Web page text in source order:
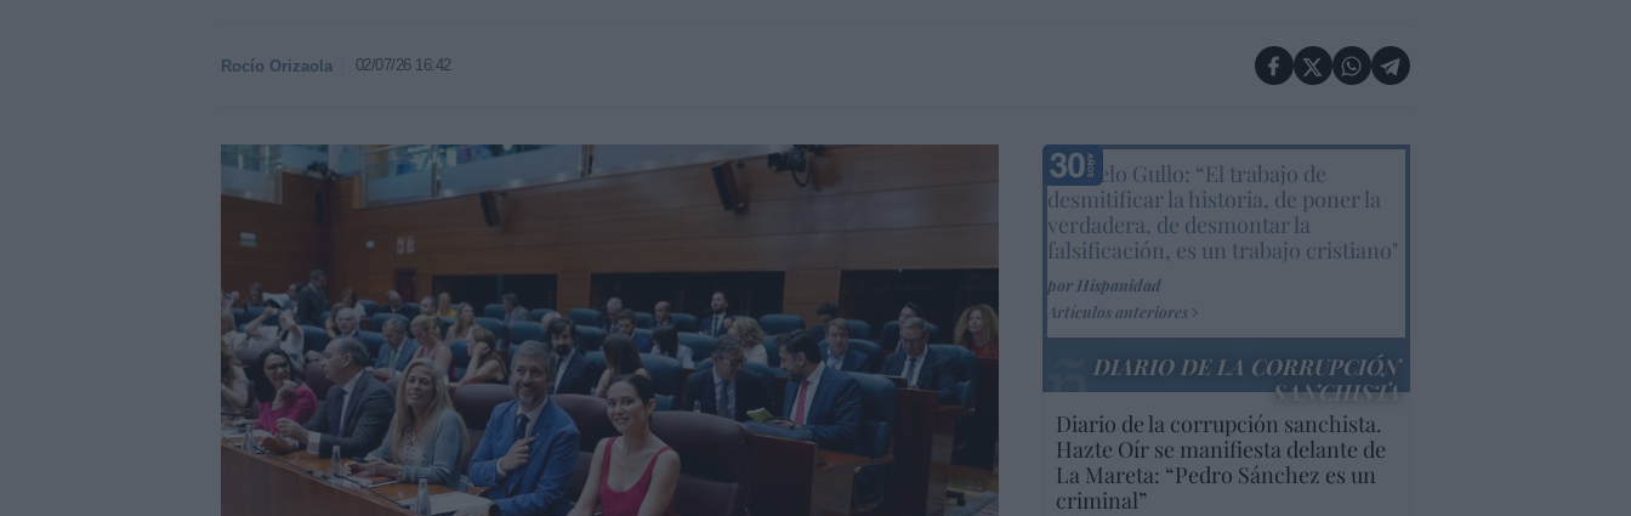
Rocío Orizaola 02/07/26 16:42
Marcelo Gullo: “El trabajo de
desmitificar la historia, de poner la
verdadera, de desmontar la
falsificación, es un trabajo cristiano"
por Hispanidad
Artículos anteriores
DIARIO DE LA CORRUPCIÓN
SANCHISTA
Diario de la corrupción sanchista.
Hazte Oír se manifiesta delante de
La Mareta: “Pedro Sánchez es un
criminal”